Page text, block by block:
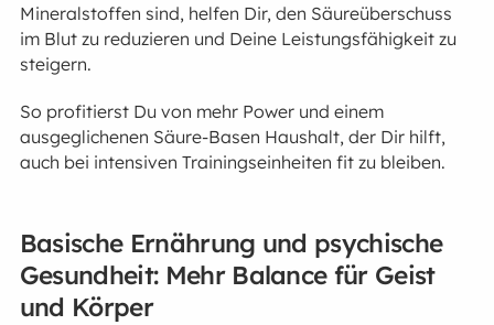
Mineralstoffen sind, helfen Dir, den Säureüberschuss
im Blut zu reduzieren und Deine Leistungsfähigkeit zu
steigern.
So profitierst Du von mehr Power und einem
ausgeglichenen Säure-Basen Haushalt, der Dir hilft,
auch bei intensiven Trainingseinheiten fit zu bleiben.
Basische Ernährung und psychische
Gesundheit: Mehr Balance für Geist
und Körper